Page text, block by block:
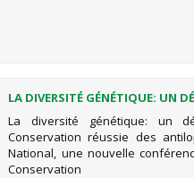
LA DIVERSITÉ GÉNÉTIQUE: UN
CONSERVATION RÉUSSIE DES
La diversité génétique: un
Conservation réussie des
National, une nouvelle
Conservation